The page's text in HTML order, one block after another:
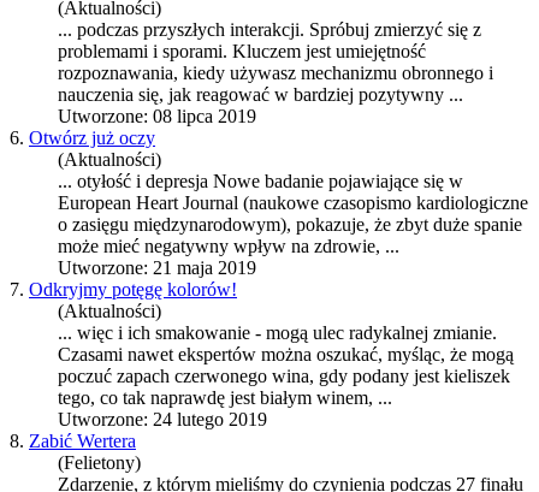
(Aktualności)
... podczas przyszłych interakcji. Spróbuj zmierzyć się z
problemami i sporami. Kluczem jest umiejętność
rozpoznawania, kiedy używasz mechanizmu obronnego i
nauczenia się, jak reagować w bardziej pozytywny ...
Utworzone: 08 lipca 2019
6. Otwórz już oczy
(Aktualności)
... otyłość i depresja Nowe badanie pojawiające się w
European Heart Journal (naukowe czasopismo kardiologiczne
o zasięgu międzynarodowym), pokazuje, że zbyt duże spanie
może mieć negatywny wpływ na zdrowie, ...
Utworzone: 21 maja 2019
7. Odkryjmy potęgę kolorów!
(Aktualności)
... więc i ich smakowanie - mogą ulec radykalnej zmianie.
Czasami nawet ekspertów można oszukać, myśląc, że mogą
poczuć zapach czerwonego wina, gdy podany jest kieliszek
tego, co tak naprawdę jest białym winem, ...
Utworzone: 24 lutego 2019
8. Zabić Wertera
(Felietony)
Zdarzenie, z którym mieliśmy do czynienia podczas 27 finału